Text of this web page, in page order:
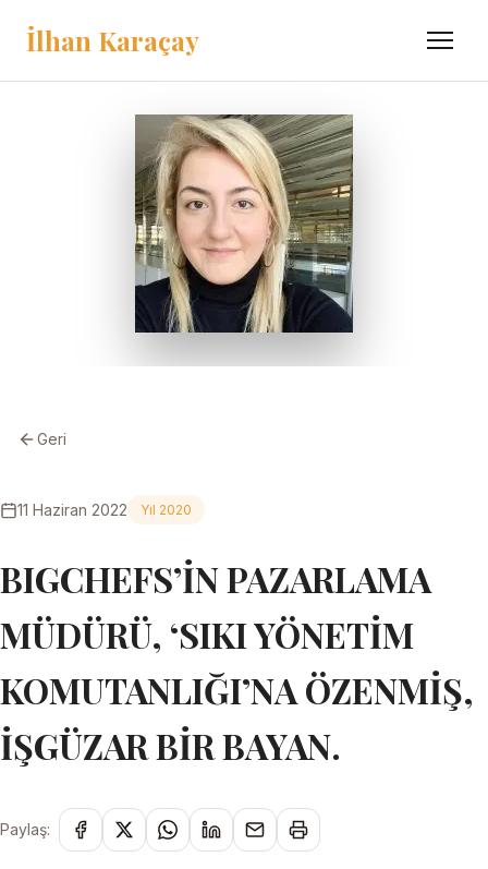
İlhan Karaçay Menü
Geri
11 Haziran 2022 Yıl 2020
BIGCHEFS’İN PAZARLAMA
MÜDÜRÜ, ‘SIKI YÖNETİM
KOMUTANLIĞI’NA ÖZENMİŞ,
İŞGÜZAR BİR BAYAN.
Paylaş: